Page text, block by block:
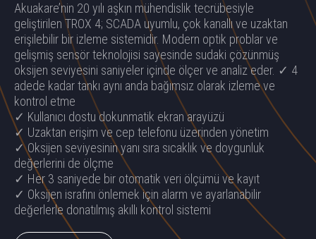
Akuakare’nin 20 yılı aşkın mühendislik tecrübesiyle
geliştirilen TROX 4; SCADA uyumlu, çok kanallı ve uzaktan
erişilebilir bir izleme sistemidir. Modern optik problar ve
gelişmiş sensör teknolojisi sayesinde sudaki çözünmüş
oksijen seviyesini saniyeler içinde ölçer ve analiz eder. ✓ 4
adede kadar tankı aynı anda bağımsız olarak izleme ve
kontrol etme
✓ Kullanıcı dostu dokunmatik ekran arayüzü
✓ Uzaktan erişim ve cep telefonu üzerinden yönetim
✓ Oksijen seviyesinin yanı sıra sıcaklık ve doygunluk
değerlerini de ölçme
✓ Her 3 saniyede bir otomatik veri ölçümü ve kayıt
✓ Oksijen israfını önlemek için alarm ve ayarlanabilir
değerlerle donatılmış akıllı kontrol sistemi